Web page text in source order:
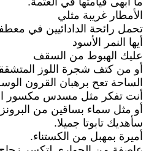
الأمطار غريبة مثلي
تحمل رائحة الدادائيين في
أيها النمر الأسود
عليك الهبوط من السقف
أو من كتف شجرة اللوز
الساحة تعح برهبان القرون
أنت تفكر مثل مسدس مكسور
أو مثل سماء بساقين من
سأهديك تابوتا جميلا.
أميرة بمهبل من الكستناء.